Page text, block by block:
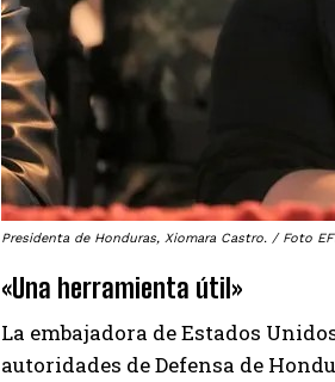
Presidenta de Honduras, Xiomara Castro. / Foto
«Una herramienta útil»
La embajadora de Estados
autoridades de Defensa de